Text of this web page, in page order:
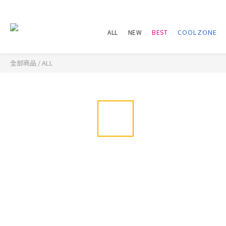
ALL NEW BEST
全部商品 /ALL